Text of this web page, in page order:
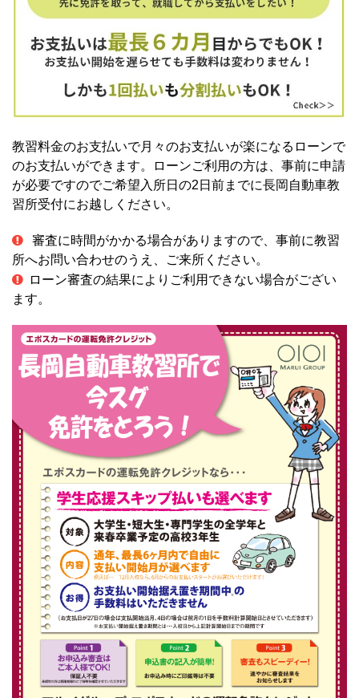
教習料金のお支払いで月々のお支払いが楽になるローンで
のお支払いができます。ローンご利用の方は、事前に申請
が必要ですのでご希望入所日の2日前までに長岡自動車教
習所受付にお越しください。
審査に時間がかかる場合がありますので、事前に教習
所へお問い合わせのうえ、ご来所ください。
ローン審査の結果によりご利用できない場合がござい
ます。